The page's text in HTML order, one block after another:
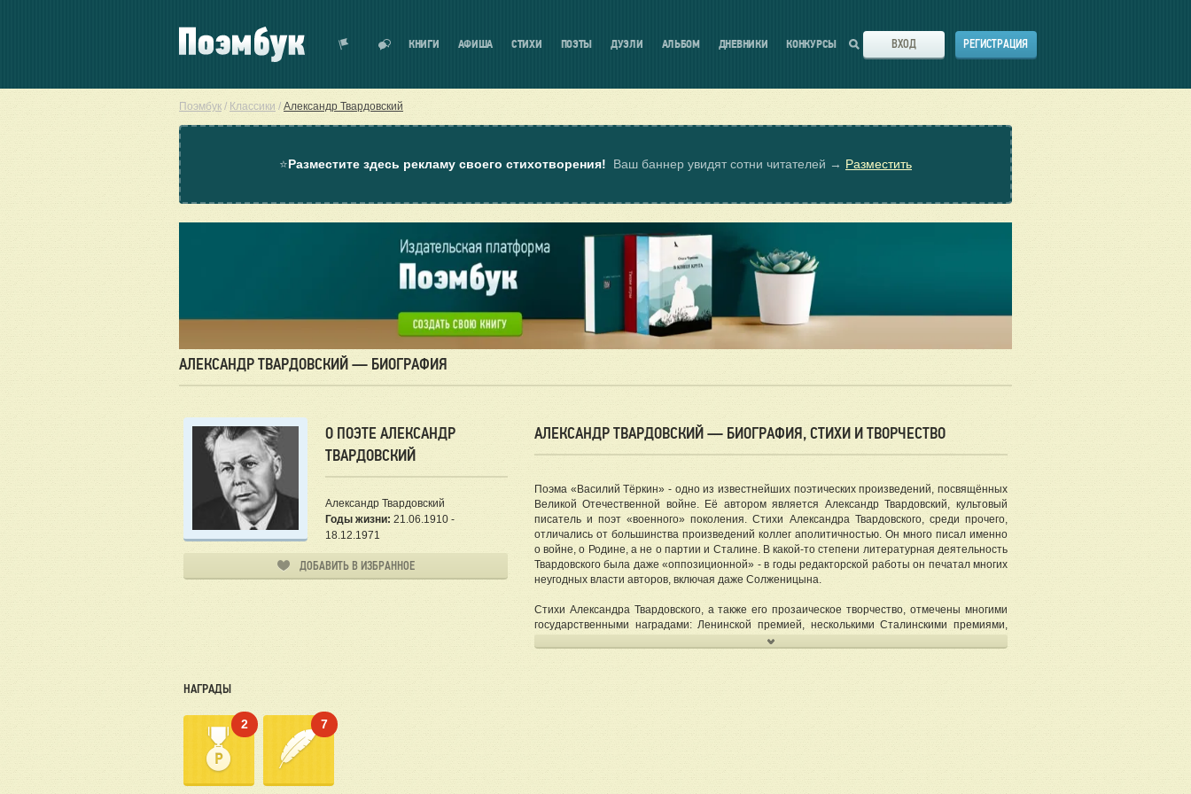
КНИГИ АФИША СТИХИ ПОЭТЫ ДУЭЛИ АЛЬБОМ ДНЕВНИКИ КОНКУРСЫ ВХОД РЕГИСТРАЦИЯ
Поэмбук / Классики / Александр Твардовский
⭐Разместите здесь рекламу своего стихотворения! Ваш баннер увидят сотни читателей → Разместить
АЛЕКСАНДР ТВАРДОВСКИЙ — БИОГРАФИЯ
О ПОЭТЕ АЛЕКСАНДР
ТВАРДОВСКИЙ
Александр Твардовский
Годы жизни: 21.06.1910 -
18.12.1971
ДОБАВИТЬ В ИЗБРАННОЕ
АЛЕКСАНДР ТВАРДОВСКИЙ — БИОГРАФИЯ, СТИХИ И ТВОРЧЕСТВО
Поэма «Василий Тёркин» - одно из известнейших поэтических произведений, посвящённых
Великой Отечественной войне. Её автором является Александр Твардовский, культовый
писатель и поэт «военного» поколения. Стихи Александра Твардовского, среди прочего,
отличались от большинства произведений коллег аполитичностью. Он много писал именно
о войне, о Родине, а не о партии и Сталине. В какой-то степени литературная деятельность
Твардовского была даже «оппозиционной» - в годы редакторской работы он печатал многих
неугодных власти авторов, включая даже Солженицына.
Стихи Александра Твардовского, а также его прозаическое творчество, отмечены многими
государственными наградами: Ленинской премией, несколькими Сталинскими премиями,
Государственной премией СССР. Он также был награждён целым рядом военных орденов.
НАГРАДЫ
2 7